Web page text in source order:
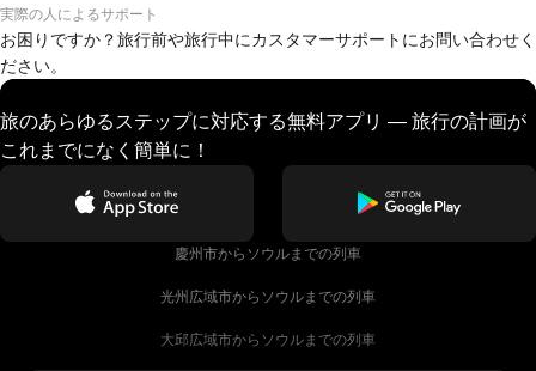
実際の人によるサポート
お困りですか？旅行前や旅行中にカスタマーサポートにお問い合わせく
ださい。
旅のあらゆるステップに対応する無料アプリ — 旅行の計画が
これまでになく簡単に！
慶州市からソウルまでの列車
光州広域市からソウルまでの列車
大邱広域市からソウルまでの列車